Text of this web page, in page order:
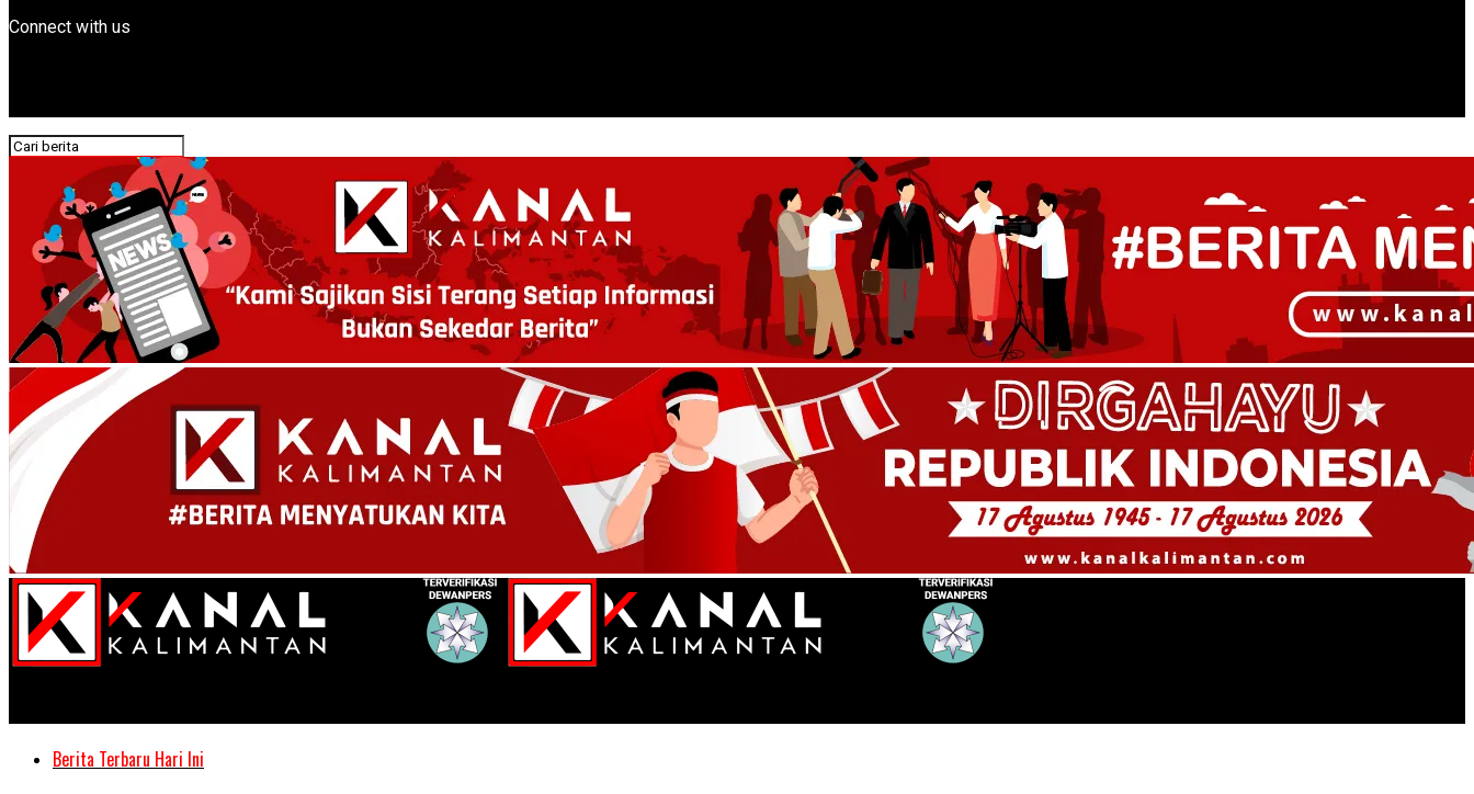
Connect with us
Berita Terbaru Hari Ini